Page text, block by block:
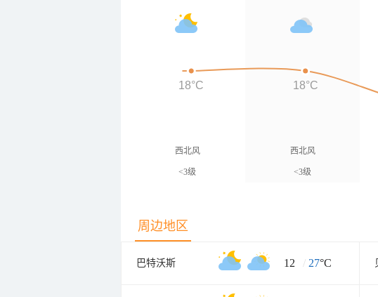
西北风
<3级
西北风
<3级
18°C 18°C
周边地区
巴特沃斯 12 / 27°C